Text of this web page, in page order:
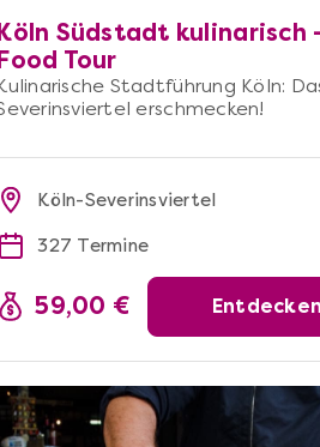
Südstadt kulinarisch
Tour
Stadtführung Köln:
erschmecken!
Köln-Severinsviertel
327 Termine
59,00 € Entdecken